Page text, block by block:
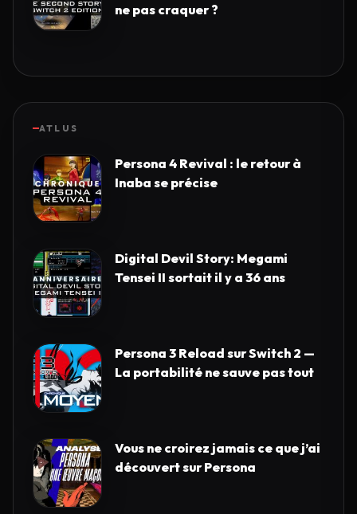
ne pas craquer ?
ATLUS
Persona 4 Revival : le retour à
Inaba se précise
Digital Devil Story: Megami
Tensei II sortait il y a 36 ans
Persona 3 Reload sur Switch 2 —
La portabilité ne sauve pas tout
Vous ne croirez jamais ce que j’ai
découvert sur Persona